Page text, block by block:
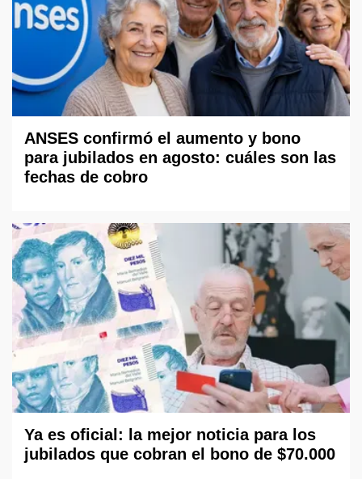
ANSES confirmó el aumento y bono
para jubilados en agosto: cuáles son las
fechas de cobro
Ya es oficial: la mejor noticia para los
jubilados que cobran el bono de $70.000